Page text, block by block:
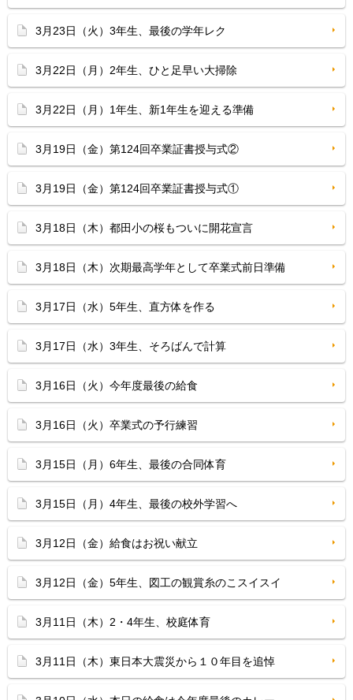
3月23日（火）3年生、最後の学年レク
3月22日（月）2年生、ひと足早い大掃除
3月22日（月）1年生、新1年生を迎える準備
3月19日（金）第124回卒業証書授与式②
3月19日（金）第124回卒業証書授与式①
3月18日（木）都田小の桜もついに開花宣言
3月18日（木）次期最高学年として卒業式前日準備
3月17日（水）5年生、直方体を作る
3月17日（水）3年生、そろばんで計算
3月16日（火）今年度最後の給食
3月16日（火）卒業式の予行練習
3月15日（月）6年生、最後の合同体育
3月15日（月）4年生、最後の校外学習へ
3月12日（金）給食はお祝い献立
3月12日（金）5年生、図工の観賞糸のこスイスイ
3月11日（木）2・4年生、校庭体育
3月11日（木）東日本大震災から１０年目を追悼